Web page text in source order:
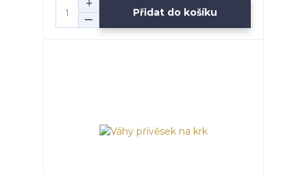
Přidat do košíku